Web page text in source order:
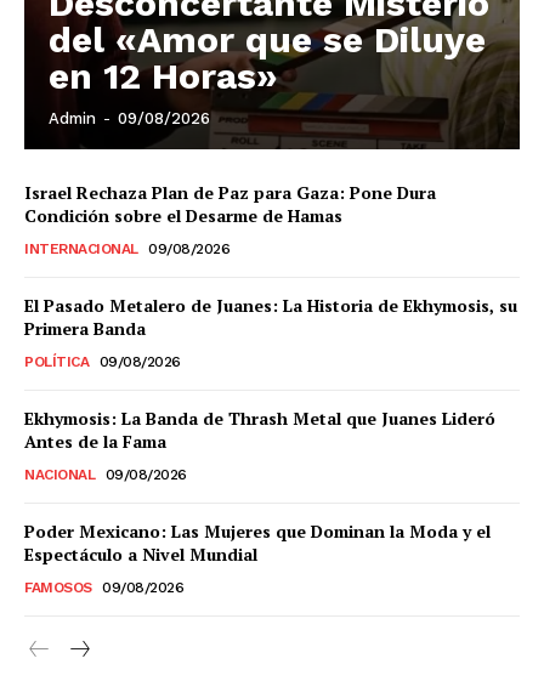
del «Amor que se Diluye
en 12 Horas»
Admin - 09/08/2026
Israel Rechaza Plan de Paz para Gaza: Pone Dura
Condición sobre el Desarme de Hamas
INTERNACIONAL 09/08/2026
El Pasado Metalero de Juanes: La Historia de Ekhymosis, su
Primera Banda
POLÍTICA 09/08/2026
Ekhymosis: La Banda de Thrash Metal que Juanes Lideró
Antes de la Fama
NACIONAL 09/08/2026
Poder Mexicano: Las Mujeres que Dominan la Moda y el
Espectáculo a Nivel Mundial
FAMOSOS 09/08/2026